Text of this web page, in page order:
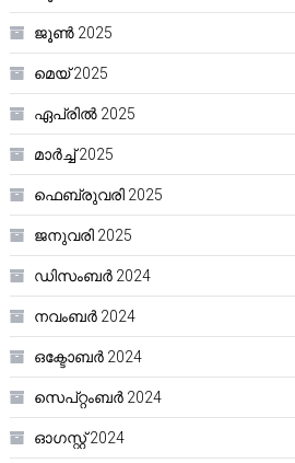
ജൂൺ 2025
മെയ്‌ 2025
ഏപ്രിൽ 2025
മാർച്ച്‌ 2025
ഫെബ്രുവരി 2025
ജനുവരി 2025
ഡിസംബർ 2024
നവംബർ 2024
ഒക്ടോബർ 2024
സെപ്റ്റംബർ 2024
ഓഗസ്റ്റ്‌ 2024